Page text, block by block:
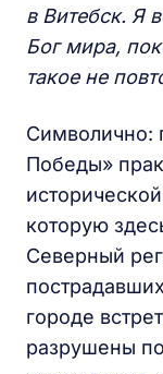
в Витебск. Я
Бог мира,
такое не
Символично:
Победы»
которую
Северный
городе
разрушены